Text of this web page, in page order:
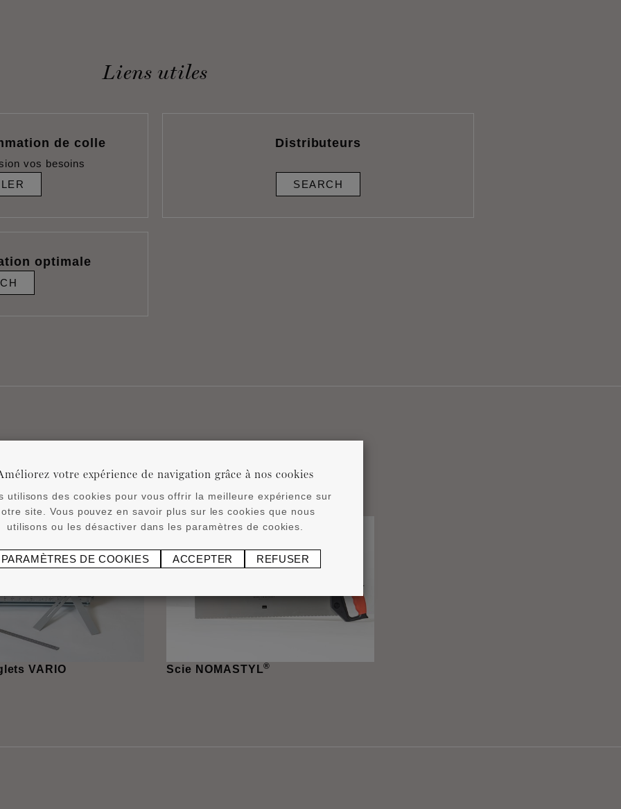
Liens utiles
de colle
vos besoins
Distributeurs
SEARCH
optimale
VARIO Scie NOMASTYL®
votre expérience de navigation grâce à nos cookies
utilisons des cookies pour vous offrir la meilleure expérience sur
site. Vous pouvez en savoir plus sur les cookies que nous
utilisons ou les désactiver dans les paramètres de cookies.
PARAMÈTRES DE COOKIES ACCEPTER REFUSER